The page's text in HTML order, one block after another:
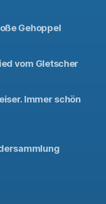
Gehoppel
vom Gletscher
Immer schön